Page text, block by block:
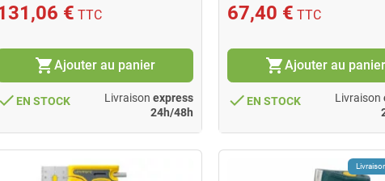
€ TTC
shopping_cartAjouter au panier
done EN STOCK Livraison express
24h/48h
67,40 € TTC
shopping_cartAjouter au panier
done EN STOCK Livraison